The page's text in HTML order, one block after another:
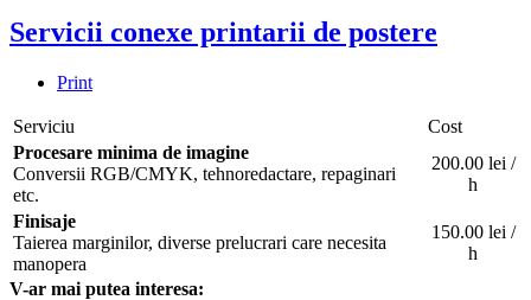
Servicii conexe printarii de postere
Print
Serviciu
Cost
Procesare minima de imagine
Conversii RGB/CMYK, tehnoredactare, repaginari
etc.
200.00 lei /
h
Finisaje
Taierea marginilor, diverse prelucrari care necesita
manopera
150.00 lei /
h
V-ar mai putea interesa: